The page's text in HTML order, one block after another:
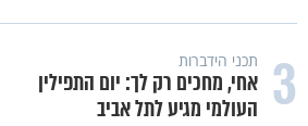
3 תכני הידברות
אחי, מחכים רק לך: יום התפילין
העולמי מגיע לתל אביב